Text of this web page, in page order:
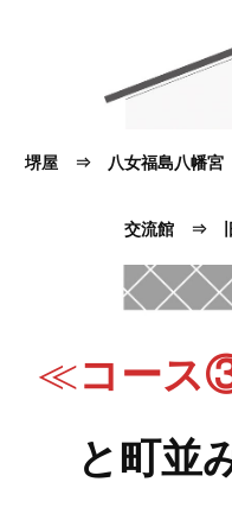
堺屋 ⇒ 八女福島八幡
交流館 ⇒
≪コー
と町並